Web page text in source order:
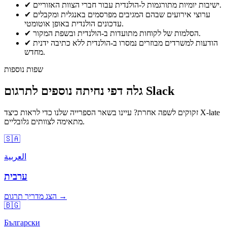
✔
ישיבות יומיות מתורגמות ל-הולנדית עבור חברי הצוות האזוריים.
✔ ערוצי אירועים שבהם המגיבים מפרסמים באנגלית ומקבלים
עדכונים הולנדית באופן אוטומטי.
✔
הסלמות של לקוחות מתועדות ב-הולנדית ובשפת המקור.
✔ הודעות למשרדים מבוזרים נמסרו ב-הולנדית ללא כתיבה ידנית
מחדש.
שפות נוספות
גלה דפי נחיתה נוספים לתרגום Slack
זקוקים לשפה אחרת? עיינו בשאר הספרייה שלנו כדי לראות כיצד X-late
מתאימה לצוותים גלובליים.
🇸🇦
العربية
ערבית
הצג מדריך תרגום →
🇧🇬
Български